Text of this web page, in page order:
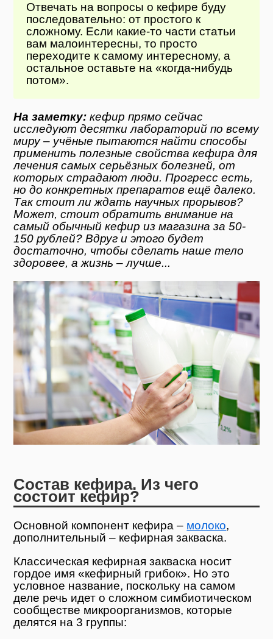
Отвечать на вопросы о кефире буду
последовательно: от простого к
сложному. Если какие-то части статьи
вам малоинтересны, то просто
переходите к самому интересному, а
остальное оставьте на «когда-нибудь
потом».
На заметку: кефир прямо сейчас
исследуют десятки лабораторий по всему
миру – учёные пытаются найти способы
применить полезные свойства кефира для
лечения самых серьёзных болезней, от
которых страдают люди. Прогресс есть,
но до конкретных препаратов ещё далеко.
Так стоит ли ждать научных прорывов?
Может, стоит обратить внимание на
самый обычный кефир из магазина за 50-
150 рублей? Вдруг и этого будет
достаточно, чтобы сделать наше тело
здоровее, а жизнь – лучше...
Состав кефира. Из чего
состоит кефир?
Основной компонент кефира – молоко,
дополнительный – кефирная закваска.
Классическая кефирная закваска носит
гордое имя «кефирный грибок». Но это
условное название, поскольку на самом
деле речь идет о сложном симбиотическом
сообществе микроорганизмов, которые
делятся на 3 группы: